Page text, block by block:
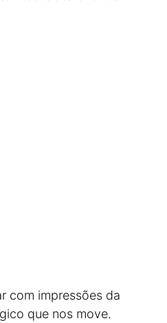
com impressões da
que nos move.